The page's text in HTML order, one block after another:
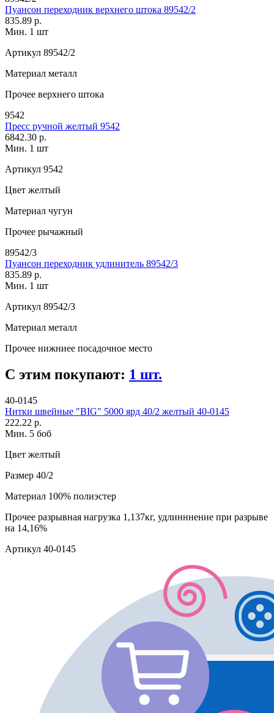
Пуансон переходник верхнего штока 89542/2
835.89 р.
Мин. 1 шт
Артикул 89542/2
Материал металл
Прочее верхнего штока
9542
Пресс ручной желтый 9542
6842.30 р.
Мин. 1 шт
Артикул 9542
Цвет желтый
Материал чугун
Прочее рычажный
89542/3
Пуансон переходник удлинитель 89542/3
835.89 р.
Мин. 1 шт
Артикул 89542/3
Материал металл
Прочее нижниее посадочное место
С этим покупают: 1 шт.
40-0145
Нитки швейные "BIG" 5000 ярд 40/2 желтый 40-0145
222.22 р.
Мин. 5 боб
Цвет желтый
Размер 40/2
Материал 100% полиэстер
Прочее разрывная нагрузка 1,137кг, удлинннение при разрыве
на 14,16%
Артикул 40-0145